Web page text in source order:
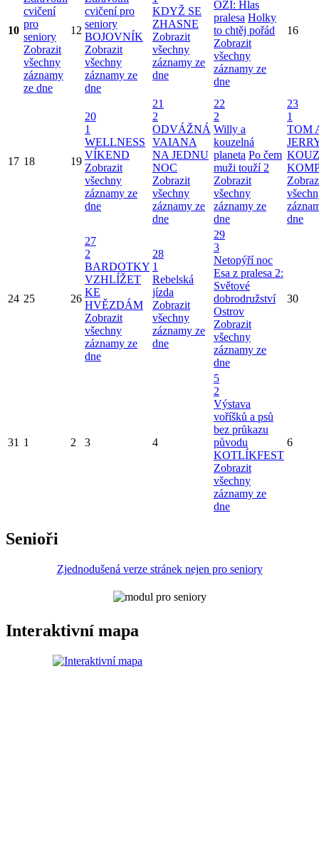
10
cvičení
pro
seniory
Zobrazit
všechny
záznamy
ze dne
12
cvičení pro
seniory
BOJOVNÍK
Zobrazit
všechny
záznamy ze
dne
KDYŽ SE
ZHASNE
Zobrazit
všechny
záznamy ze
dne
OZI: Hlas
pralesa Holky
to chtěj pořád
Zobrazit
všechny
záznamy ze
dne
16
17 18 19
20
1
WELLNESS
VÍKEND
Zobrazit
všechny
záznamy ze
dne
21
2
ODVÁŽNÁ
VAIANA
NA JEDNU
NOC
Zobrazit
všechny
záznamy ze
dne
22
2
Willy a
kouzelná
planeta Po čem
muži touží 2
Zobrazit
všechny
záznamy ze
dne
23
1
TOM
dne
24 25 26
27
2
BARDOTKY
VZHLÍŽET
KE
HVĚZDÁM
Zobrazit
všechny
záznamy ze
dne
28
1
Rebelská
jízda
Zobrazit
všechny
záznamy ze
dne
29
3
Netopýří noc
Esa z pralesa 2:
Světové
dobrodružství
Ostrov
Zobrazit
všechny
záznamy ze
dne
30
31 1 2 3 4
5
2
Výstava
voříšků a psů
bez průkazu
původu
KOTLÍKFEST
Zobrazit
všechny
záznamy ze
dne
6
Senioři
Zjednodušená verze stránek nejen pro seniory
Interaktivní mapa